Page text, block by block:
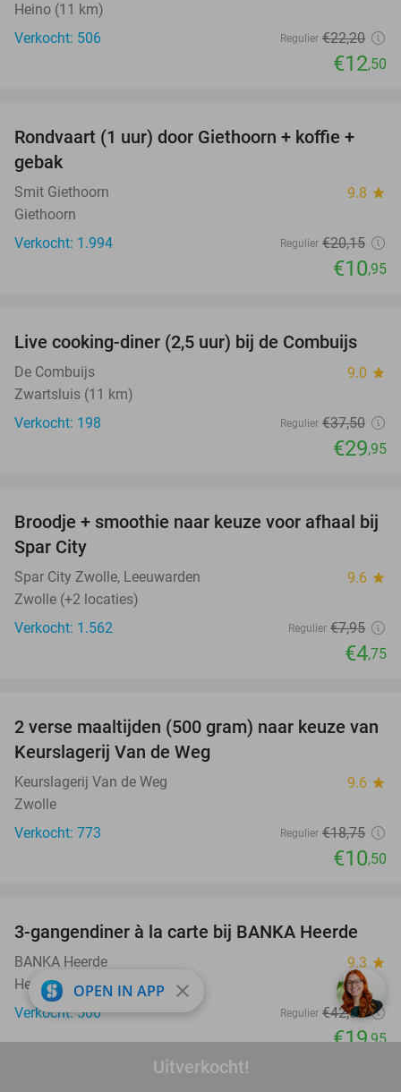
Uitverkocht!
Heino (11 km)
Verkocht: 506
Regulier €22,20
€12,50
46%
Rondvaart (1 uur) door Giethoorn + koffie +
gebak
Smit Giethoorn 9.8 star
Giethoorn
Verkocht: 1.994
Regulier €20,15
€10,95
20%
Live cooking-diner (2,5 uur) bij de Combuijs
De Combuijs 9.0 star
Zwartsluis (11 km)
Verkocht: 198
Regulier €37,50
€29,95
40%
Broodje + smoothie naar keuze voor afhaal bij
Spar City
Spar City Zwolle, Leeuwarden 9.6 star
Zwolle (+2 locaties)
Verkocht: 1.562
Regulier €7,95
€4,75
44%
2 verse maaltijden (500 gram) naar keuze van
Keurslagerij Van de Weg
Keurslagerij Van de Weg 9.6 star
Zwolle
Verkocht: 773
Regulier €18,75
€10,50
53%
3-gangendiner à la carte bij BANKA Heerde
BANKA Heerde 9.3 star
Heerde (11 km)
Verkocht: 500
Regulier €42,60
€19,95
OPEN IN APP close